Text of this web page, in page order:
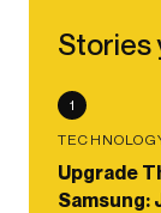
Stories
1
Upgrade
Samsung: